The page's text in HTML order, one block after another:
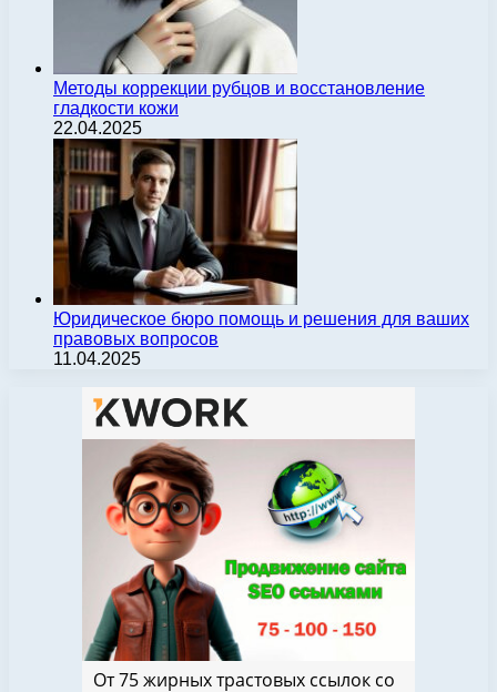
Методы коррекции рубцов и восстановление
гладкости кожи
22.04.2025
Юридическое бюро помощь и решения для ваших
правовых вопросов
11.04.2025